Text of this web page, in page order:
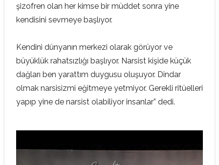
şizofren olan her kimse bir müddet sonra yine
kendisini sevmeye başlıyor.
Kendini dünyanın merkezi olarak görüyor ve
büyüklük rahatsızlığı başlıyor. Narsist kişide küçük
dağları ben yarattım duygusu oluşuyor. Dindar
olmak narsisizmi eğitmeye yetmiyor. Gerekli ritüelleri
yapıp yine de narsist olabiliyor insanlar” dedi.